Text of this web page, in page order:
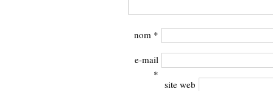
nom *
e-mail
*
site web